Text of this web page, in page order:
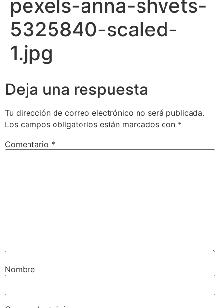
pexels-anna-shvets-
5325840-scaled-
1.jpg
Deja una respuesta
Tu dirección de correo electrónico no será publicada.
Los campos obligatorios están marcados con *
Comentario *
Nombre